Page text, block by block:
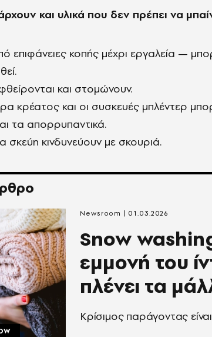
και υλικά που δεν πρέπει να
επιφάνειες κοπής μέχρι εργαλεία —
και στομώνουν.
κρέατος και οι συσκευές μπλέντερ
τα απορρυπαντικά.
σκεύη κινδυνεύουν με σκουριά.
Snow
εμμονή του
πλένει τα
Κρίσιμος παράγοντας
Newsroom 01.03.2026